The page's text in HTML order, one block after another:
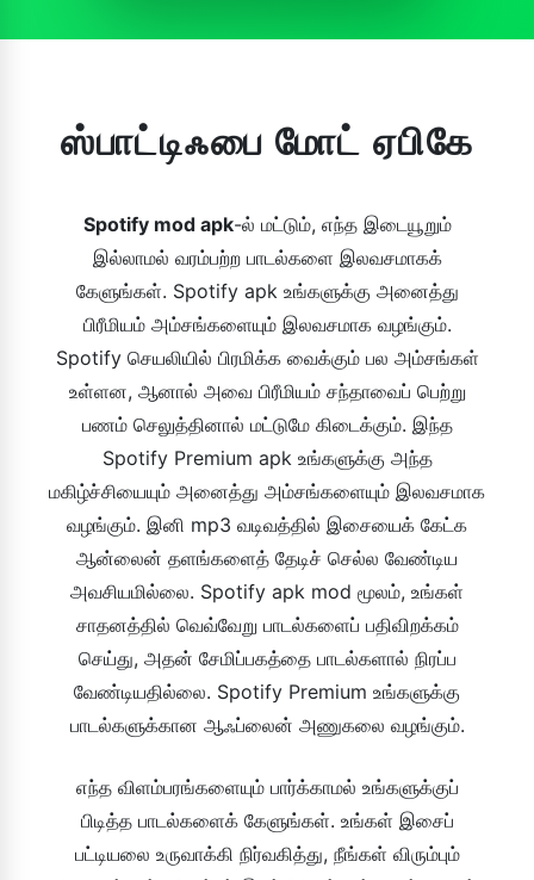
ஸ்பாட்டிஃபை மோட் ஏபிகே
Spotify mod apk-ல் மட்டும், எந்த இடையூறும்
இல்லாமல் வரம்பற்ற பாடல்களை இலவசமாகக்
கேளுங்கள். Spotify apk உங்களுக்கு அனைத்து
பிரீமியம் அம்சங்களையும் இலவசமாக வழங்கும்.
Spotify செயலியில் பிரமிக்க வைக்கும் பல அம்சங்கள்
உள்ளன, ஆனால் அவை பிரீமியம் சந்தாவைப் பெற்று
பணம் செலுத்தினால் மட்டுமே கிடைக்கும். இந்த
Spotify Premium apk உங்களுக்கு அந்த
மகிழ்ச்சியையும் அனைத்து அம்சங்களையும் இலவசமாக
வழங்கும். இனி mp3 வடிவத்தில் இசையைக் கேட்க
ஆன்லைன் தளங்களைத் தேடிச் செல்ல வேண்டிய
அவசியமில்லை. Spotify apk mod மூலம், உங்கள்
சாதனத்தில் வெவ்வேறு பாடல்களைப் பதிவிறக்கம்
செய்து, அதன் சேமிப்பகத்தை பாடல்களால் நிரப்ப
வேண்டியதில்லை. Spotify Premium உங்களுக்கு
பாடல்களுக்கான ஆஃப்லைன் அணுகலை வழங்கும்.
எந்த விளம்பரங்களையும் பார்க்காமல் உங்களுக்குப்
பிடித்த பாடல்களைக் கேளுங்கள். உங்கள் இசைப்
பட்டியலை உருவாக்கி நிர்வகித்து, நீங்கள் விரும்பும்